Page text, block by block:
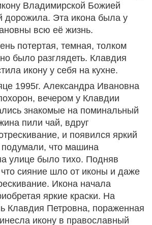
Владимирской Божией
дорожила. Эта икона была у
всю её жизнь.
потертая, темная, толком
было разглядеть. Клавдия
икону у себя на кухне.
1995г. Александра Ивановна
вечером у Клавдии
знакомые на поминальный
пили чай, вдруг
и появился яркий
что машина
улице было тихо. Подняв
сияние шло от иконы и даже
Икона начала
яркие краски. На
Клавдия Петровна, пораженная
икону в православный